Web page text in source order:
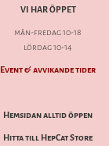
VI HAR ÖPPET
mån-fredag 10-18
lördag 10-14
Event & avvikande tider
Hemsidan alltid öppen
Hitta till HepCat Store